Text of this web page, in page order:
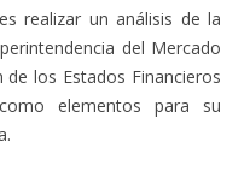
realizar un análisis de la
del Mercado
los Estados Financieros
elementos para su